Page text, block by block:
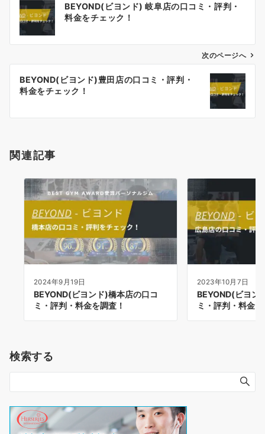
ン
BEYOND(ビヨンド) 岐阜店の口コミ・評判・
料金をチェック！
次のページへ
BEYOND(ビヨンド)豊田店の口コミ・評判・
料金をチェック！
関連記事
2024年9月19日
BEYOND(ビヨンド)橋本店の口コ
ミ・評判・料金を調査！
2023年10月7日
BEYOND(ビヨン
ミ・評判・料金
検索する